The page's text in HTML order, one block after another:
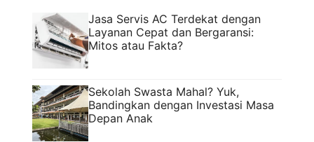
Jasa Servis AC Terdekat dengan
Layanan Cepat dan Bergaransi:
Mitos atau Fakta?
Sekolah Swasta Mahal? Yuk,
Bandingkan dengan Investasi Masa
Depan Anak